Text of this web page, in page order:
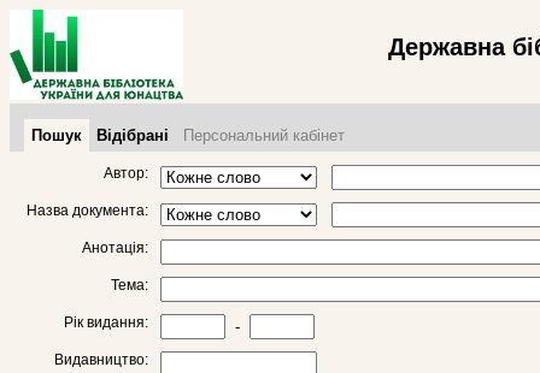
Державна
Пошук Відібрані Персональний кабінет
Автор:
Назва документа:
Анотація:
Тема:
Рік видання: -
Видавництво: